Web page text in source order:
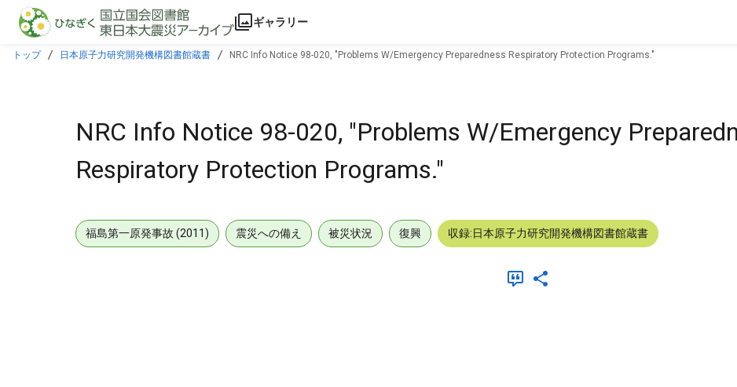
本文に飛ぶ
ギャラリー
トップ 日本原子力研究開発機構図書館蔵書 NRC Info Notice 98-020, "Problems W/Emergency Preparedness Respiratory Protection Programs."
NRC Info Notice 98-020, "Problems W/Emergency
Respiratory Protection Programs."
福島第一原発事故 (2011) 震災への備え 被災状況 復興 収録:日本原子力研究開発機構図書館蔵書